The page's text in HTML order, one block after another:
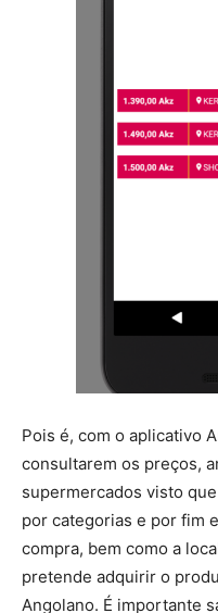
Pois é, com o aplicativo
consultarem os preços,
supermercados visto
por categorias e por fim
compra, bem como a
pretende adquirir o
Angolano. É importante